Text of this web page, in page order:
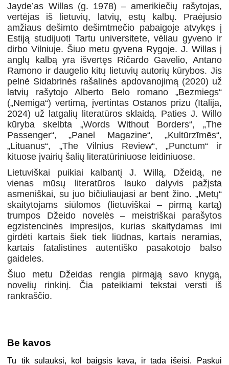
Jayde’as Willas (g. 1978) – amerikiečių rašytojas,
vertėjas iš lietuvių, latvių, estų kalbų. Praėjusio
amžiaus dešimto dešimtmečio pabaigoje atvykęs į
Estiją studijuoti Tartu universitete, vėliau gyveno ir
dirbo Vilniuje. Šiuo metu gyvena Rygoje. J. Willas į
anglų kalbą yra išvertęs Ričardo Gavelio, Antano
Ramono ir daugelio kitų lietuvių autorių kūrybos. Jis
pelnė Sidabrinės rašalinės apdovanojimą (2020) už
latvių rašytojo Alberto Belo romano „Bezmiegs“
(„Nemiga“) vertimą, įvertintas Ostanos prizu (Italija,
2024) už latgalių literatūros sklaidą. Paties J. Willo
kūryba skelbta „Words Without Borders“, „The
Passenger“, „Panel Magazine“, „Kultūrzīmēs“,
„Lituanus“, „The Vilnius Review“, „Punctum“ ir
kituose įvairių šalių literatūriniuose leidiniuose.
Lietuviškai puikiai kalbantį J. Willą, Džeidą, ne
vienas mūsų literatūros lauko dalyvis pažįsta
asmeniškai, su juo bičiuliaujasi ar bent žino. „Metų“
skaitytojams siūlomos (lietuviškai – pirmą kartą)
trumpos Džeido novelės – meistriškai parašytos
egzistencinės impresijos, kurias skaitydamas imi
girdėti kartais šiek tiek liūdnas, kartais neramias,
kartais fatalistines autentiško pasakotojo balso
gaideles.
Šiuo metu Džeidas rengia pirmąją savo knygą,
novelių rinkinį. Čia pateikiami tekstai versti iš
rankraščio.
Be kavos
Tu tik sulauksi, kol baigsis kava, ir tada išeisi. Paskui